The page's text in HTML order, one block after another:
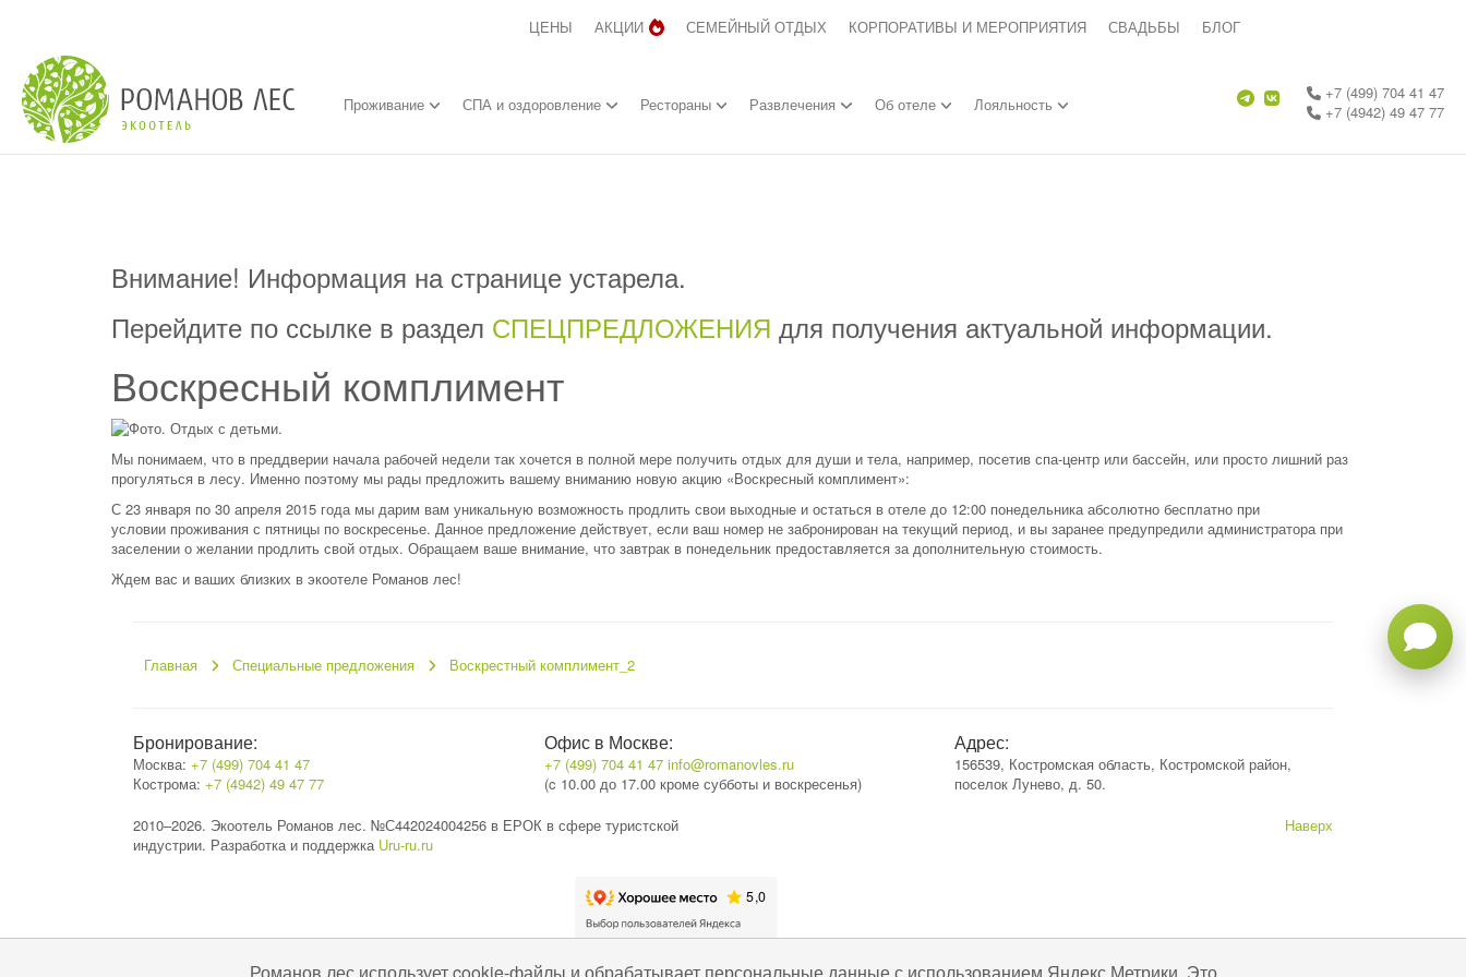
ЦЕНЫ АКЦИИ СЕМЕЙНЫЙ ОТДЫХ КОРПОРАТИВЫ И МЕРОПРИЯТИЯ СВАДЬБЫ БЛОГ
Проживание СПА и оздоровление Рестораны Развлечения Об отеле Лояльность
+7 (499) 704 41 47
+7 (4942) 49 47 77
Внимание! Информация на странице устарела.
Перейдите по ссылке в раздел СПЕЦПРЕДЛОЖЕНИЯ для получения актуальной информации.
Воскресный комплимент
Мы понимаем, что в преддверии начала рабочей недели так хочется в полной мере получить отдых для души и тела, например, посетив спа-центр или бассейн, или просто лишний раз
прогуляться в лесу. Именно поэтому мы рады предложить вашему вниманию новую акцию «Воскресный комплимент»:
С 23 января по 30 апреля 2015 года мы дарим вам уникальную возможность продлить свои выходные и остаться в отеле до 12:00 понедельника абсолютно бесплатно при
условии проживания с пятницы по воскресенье. Данное предложение действует, если ваш номер не забронирован на текущий период, и вы заранее предупредили администратора при
заселении о желании продлить свой отдых. Обращаем ваше внимание, что завтрак в понедельник предоставляется за дополнительную стоимость.
Ждем вас и ваших близких в экоотеле Романов лес!
Главная Специальные предложения Воскрестный комплимент_2
Бронирование:
Москва: +7 (499) 704 41 47
Кострома: +7 (4942) 49 47 77
Офис в Москве:
+7 (499) 704 41 47 info@romanovles.ru
(c 10.00 до 17.00 кроме субботы и воскресенья)
Адрес:
156539, Костромская область, Костромской район,
поселок Лунево, д. 50.
2010–2026. Экоотель Романов лес. №С442024004256 в ЕРОК в сфере туристской
индустрии. Разработка и поддержка Uru-ru.ru
Наверх